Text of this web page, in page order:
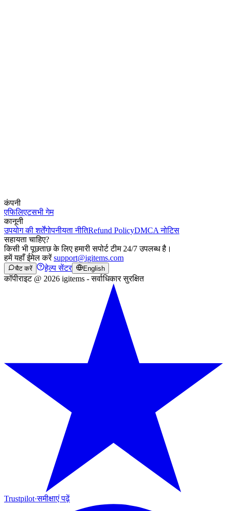
कंपनी
एफिलिएटसभी गेम
कानूनी
उपयोग की शर्तेंगोपनीयता नीतिRefund PolicyDMCA नोटिस
सहायता चाहिए?
किसी भी पूछताछ के लिए हमारी सपोर्ट टीम 24/7 उपलब्ध है।
हमें यहाँ ईमेल करेंsupport@igitems.com
चैट करें हेल्प सेंटर English
कॉपीराइट @ 2026 igitems - सर्वाधिकार सुरक्षित
Trustpilot·समीक्षाएं पढ़ें